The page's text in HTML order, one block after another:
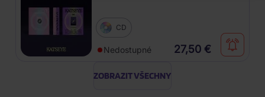
CD
Nedostupné 27,50 €
ZOBRAZIT VŠECHNY